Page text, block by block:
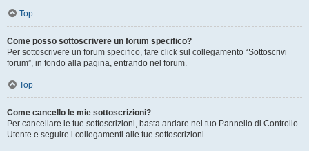
Top
Come posso sottoscrivere un forum specifico?
Per sottoscrivere un forum specifico, fare click sul collegamento “Sottoscrivi
forum”, in fondo alla pagina, entrando nel forum.
Top
Come cancello le mie sottoscrizioni?
Per cancellare le tue sottoscrizioni, basta andare nel tuo Pannello di Controllo
Utente e seguire i collegamenti alle tue sottoscrizioni.